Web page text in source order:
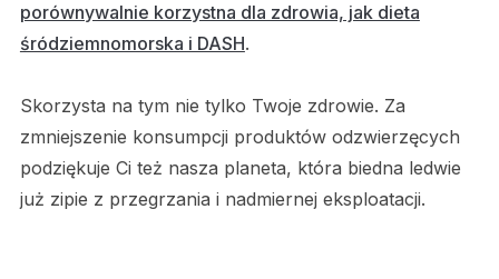
porównywalnie korzystna dla zdrowia, jak dieta
śródziemnomorska i DASH.
Skorzysta na tym nie tylko Twoje zdrowie. Za
zmniejszenie konsumpcji produktów odzwierzęcych
podziękuje Ci też nasza planeta, która biedna ledwie
już zipie z przegrzania i nadmiernej eksploatacji.